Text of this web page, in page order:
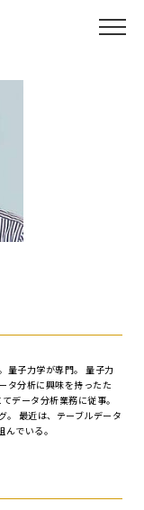
量子力学が専門。 量子力
タ分析に興味を持ったた
データ分析業務に従事。
。 最近は、テーブルデータ
でいる。